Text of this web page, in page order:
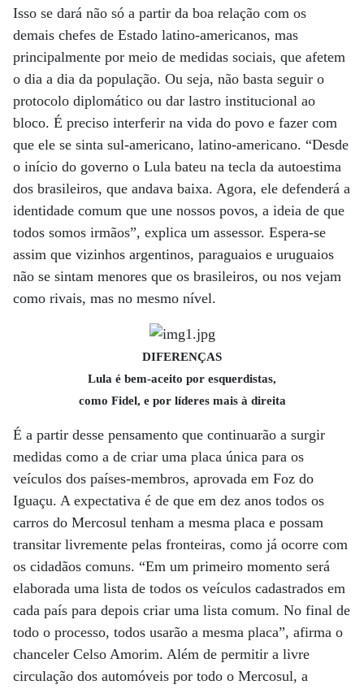
Isso se dará não só a partir da boa relação com os
demais chefes de Estado latino-americanos, mas
principalmente por meio de medidas sociais, que afetem
o dia a dia da população. Ou seja, não basta seguir o
protocolo diplomático ou dar lastro institucional ao
bloco. É preciso interferir na vida do povo e fazer com
que ele se sinta sul-americano, latino-americano. “Desde
o início do governo o Lula bateu na tecla da autoestima
dos brasileiros, que andava baixa. Agora, ele defenderá a
identidade comum que une nossos povos, a ideia de que
todos somos irmãos”, explica um assessor. Espera-se
assim que vizinhos argentinos, paraguaios e uruguaios
não se sintam menores que os brasileiros, ou nos vejam
como rivais, mas no mesmo nível.
DIFERENÇAS
Lula é bem-aceito por esquerdistas,
como Fidel, e por líderes mais à direita
É a partir desse pensamento que continuarão a surgir
medidas como a de criar uma placa única para os
veículos dos países-membros, aprovada em Foz do
Iguaçu. A expectativa é de que em dez anos todos os
carros do Mercosul tenham a mesma placa e possam
transitar livremente pelas fronteiras, como já ocorre com
os cidadãos comuns. “Em um primeiro momento será
elaborada uma lista de todos os veículos cadastrados em
cada país para depois criar uma lista comum. No final de
todo o processo, todos usarão a mesma placa”, afirma o
chanceler Celso Amorim. Além de permitir a livre
circulação dos automóveis por todo o Mercosul, a